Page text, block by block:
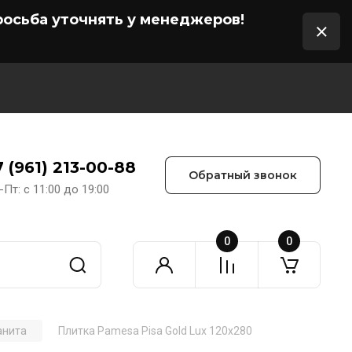
уточнять у менеджеров!
(961) 213-00-88
с 11:00 до 19:00
Обратный звонок
0 0
Плитка Pamesa Pisa Gold Lux 120x280